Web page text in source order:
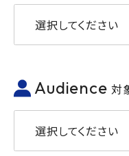
選択してください
Audience 対
選択してください